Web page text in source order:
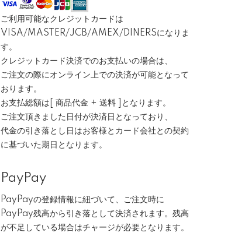
ご利用可能なクレジットカードは
VISA/MASTER/JCB/AMEX/DINERSになりま
す。
クレジットカード決済でのお支払いの場合は、
ご注文の際にオンライン上での決済が可能となって
おります。
お支払総額は[ 商品代金 + 送料 ]となります。
ご注文頂きました日付が決済日となっており、
代金の引き落とし日はお客様とカード会社との契約
に基づいた期日となります。
PayPay
PayPayの登録情報に紐づいて、ご注文時に
PayPay残高から引き落として決済されます。残高
が不足している場合はチャージが必要となります。